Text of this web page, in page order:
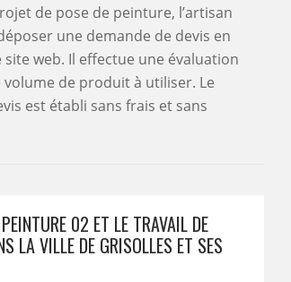
de pose de peinture, l’artisan
une demande de devis en
web. Il effectue une évaluation
de produit à utiliser. Le
est établi sans frais et sans
02 ET LE TRAVAIL DE
LA VILLE DE GRISOLLES ET SES